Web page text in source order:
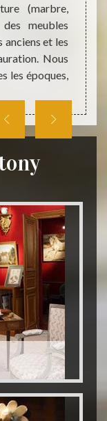
(marbre,
meubles
anciens et les
Nous
les époques,
cet